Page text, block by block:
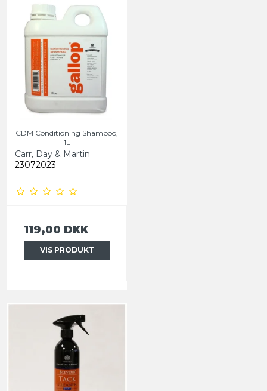
CDM Conditioning Shampoo,
1L
Carr, Day & Martin
23072023
119,00 DKK
VIS PRODUKT